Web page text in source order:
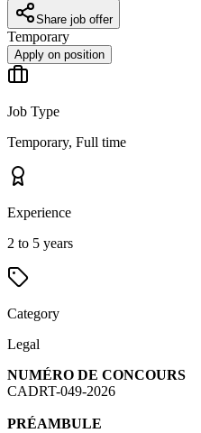
Share job offer
Temporary
Apply on position
Job Type
Temporary, Full time
Experience
2 to 5 years
Category
Legal
NUMÉRO DE CONCOURS
CADRT-049-2026
PRÉAMBULE